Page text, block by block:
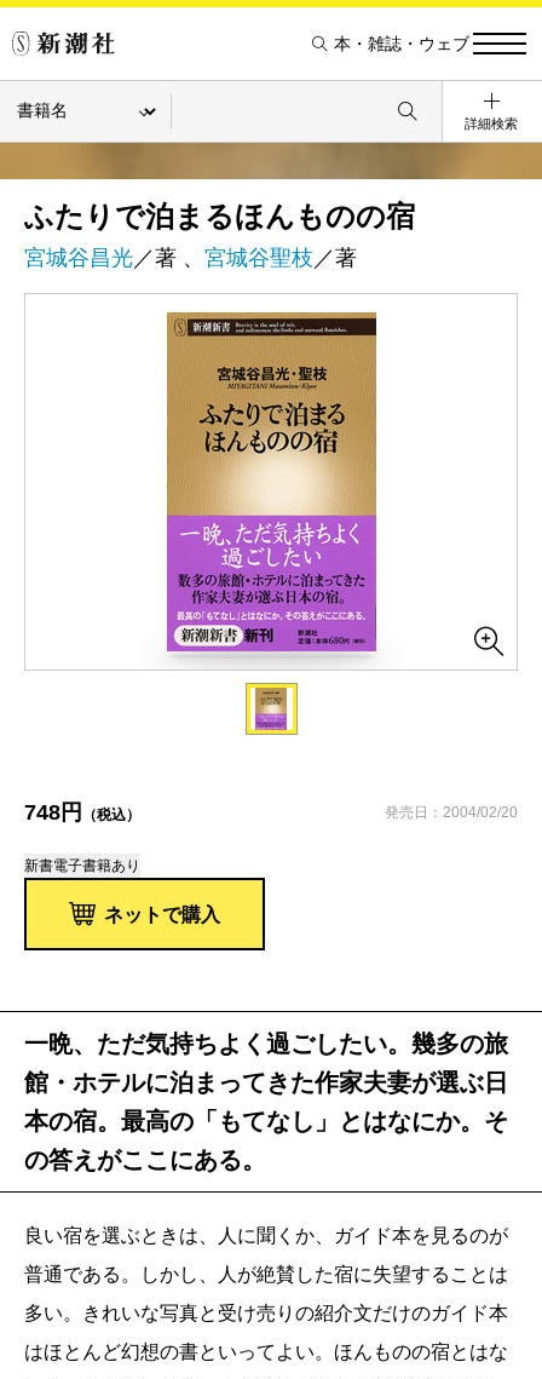
本・雑誌・ウェブ
詳細検索
ふたりで泊まるほんものの宿
宮城谷昌光／著 、 宮城谷聖枝 ／著
748円 （税込） 発売日：2004/02/20
新書電子書籍あり
ネットで購入
一晩、ただ気持ちよく過ごしたい。幾多の旅
館・ホテルに泊まってきた作家夫妻が選ぶ日
本の宿。最高の「もてなし」とはなにか。そ
の答えがここにある。
良い宿を選ぶときは、人に聞くか、ガイド本を見るのが
普通である。しかし、人が絶賛した宿に失望することは
多い。きれいな写真と受け売りの紹介文だけのガイド本
はほとんど幻想の書といってよい。ほんものの宿とはな